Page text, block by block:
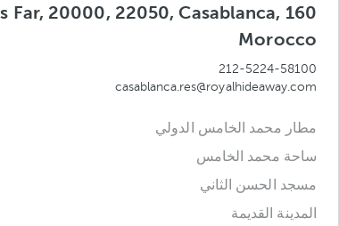
des Far, 20000, 22050, Casablanca,
Morocco
212-5224-58100
casablanca.res@royalhideaway.com
مطار محمد الخامس الدولي
ساحة محمد الخامس
مسجد الحسن الثاني
المدينة القديمة